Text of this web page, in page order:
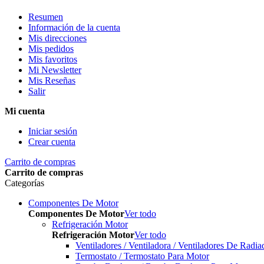
Resumen
Información de la cuenta
Mis direcciones
Mis pedidos
Mis favoritos
Mi Newsletter
Mis Reseñas
Salir
Mi cuenta
Iniciar sesión
Crear cuenta
Carrito de compras
Carrito de compras
Categorías
Componentes De Motor
Componentes De MotorVer todo
Refrigeración Motor
Refrigeración MotorVer todo
Ventiladores / Ventiladora / Ventiladores De
Termostato / Termostato Para Motor